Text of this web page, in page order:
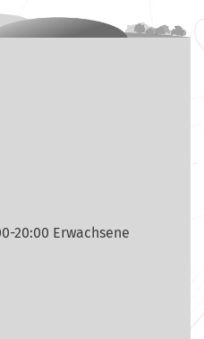
20:00 Erwachsene